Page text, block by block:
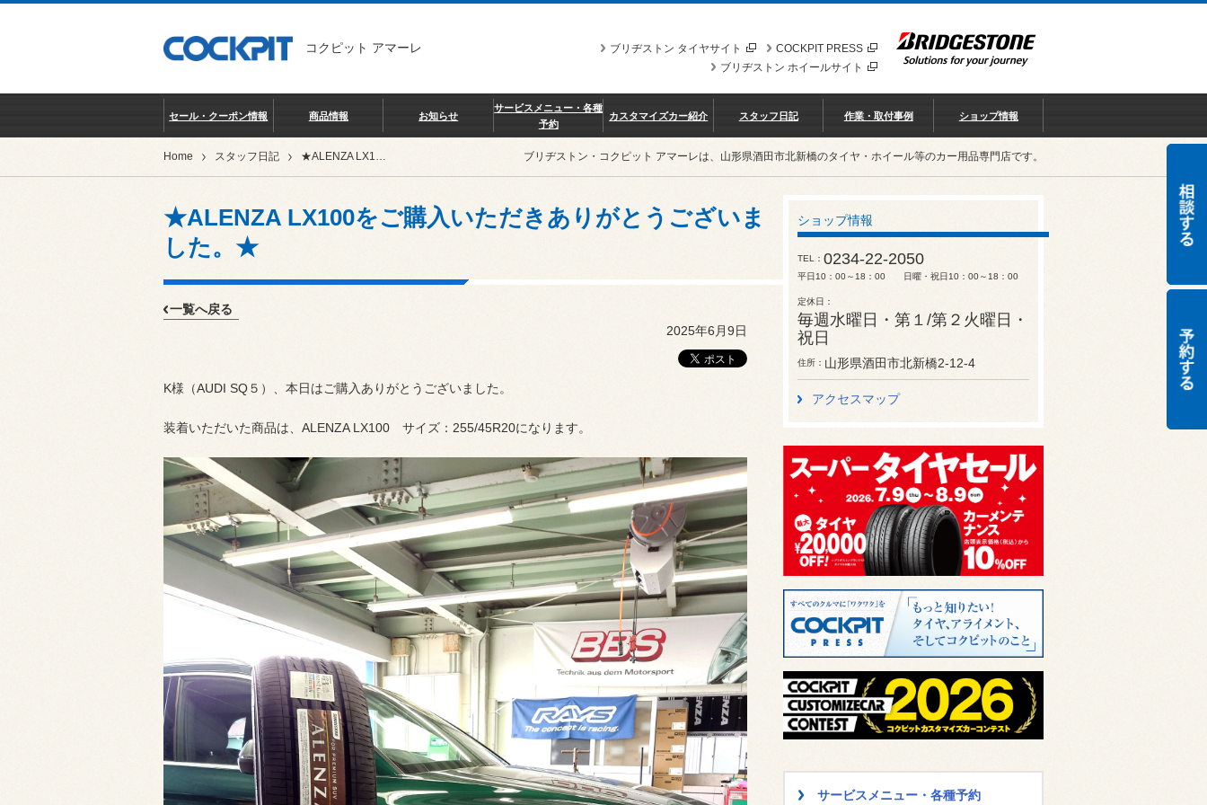
コクピット アマーレ COCKPIT PRESS
ブリヂストン タイヤサイト
ブリヂストン ホイールサイト
セール・クーポン情報 商品情報 お知らせ
サービスメニュー・各種
予約
カスタマイズカー紹介 スタッフ日記 作業・取付事例 ショップ情報
Home スタッフ日記 ★ALENZA LX100をご購入いただきありがとうございました。★ ブリヂストン・コクピット アマーレは、山形県酒田市北新橋のタイヤ・ホイール等のカー用品専門店です。
★ALENZA LX100をご購入いただきありがとうございま
した。★
一覧へ戻る
2025年6月9日
K様（AUDI SQ５）、本日はご購入ありがとうございました。
装着いただいた商品は、ALENZA LX100 サイズ： 255/45R20になります。
ショップ情報
TEL 0234-22-2050
平日10：00～18：00 日曜・祝日10：00～18：00
定休日
毎週水曜日・第１/第２火曜日・
祝日
住所 山形県酒田市北新橋2-12-4
アクセスマップ
サービスメニュー・各種予約